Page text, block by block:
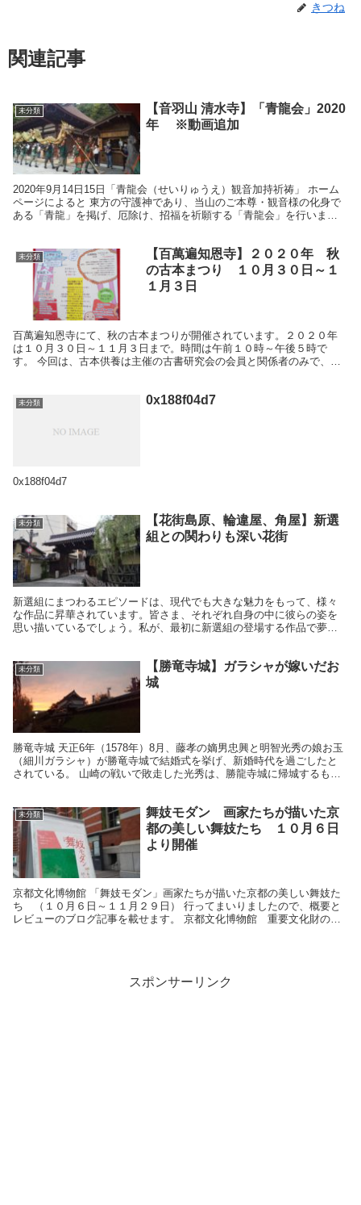
きつね
関連記事
未分類
【音羽山 清水寺】「青龍会」2020
年 ※動画追加
2020年9月14日15日「青龍会（せいりゅうえ）観音加持祈祷」 ホーム
ページによると 東方の守護神であり、当山のご本尊・観音様の化身で
ある「青龍」を掲げ、厄除け、招福を祈願する「青龍会」を行いま
未分類
【百萬遍知恩寺】２０２０年 秋
の古本まつり １０月３０日～１
１月３日
百萬遍知恩寺にて、秋の古本まつりが開催されています。２０２０年
は１０月３０日～１１月３日まで。時間は午前１０時～午後５時で
す。 今回は、古本供養は主催の古書研究会の会員と関係者のみで、１
未分類 0x188f04d7
0x188f04d7
未分類
【花街島原、輪違屋、角屋】新選
組との関わりも深い花街
新選組にまつわるエピソードは、現代でも大きな魅力をもって、様々
な作品に昇華されています。皆さま、それぞれ自身の中に彼らの姿を
思い描いているでしょう。私が、最初に新選組の登場する作品で夢中
未分類
【勝竜寺城】ガラシャが嫁いだお
城
勝竜寺城 天正6年（1578年）8月、藤孝の嫡男忠興と明智光秀の娘お玉
（細川ガラシャ）が勝竜寺城で結婚式を挙げ、新婚時代を過ごしたと
されている。 山崎の戦いで敗走した光秀は、勝龍寺城に帰城するも、
未分類
舞妓モダン 画家たちが描いた京
都の美しい舞妓たち １０月６日
より開催
京都文化博物館 「舞妓モダン」画家たちが描いた京都の美しい舞妓た
ち （１０月６日～１１月２９日） 行ってまいりましたので、概要と
レビューのブログ記事を載せます。 京都文化博物館 重要文化財の建
スポンサーリンク